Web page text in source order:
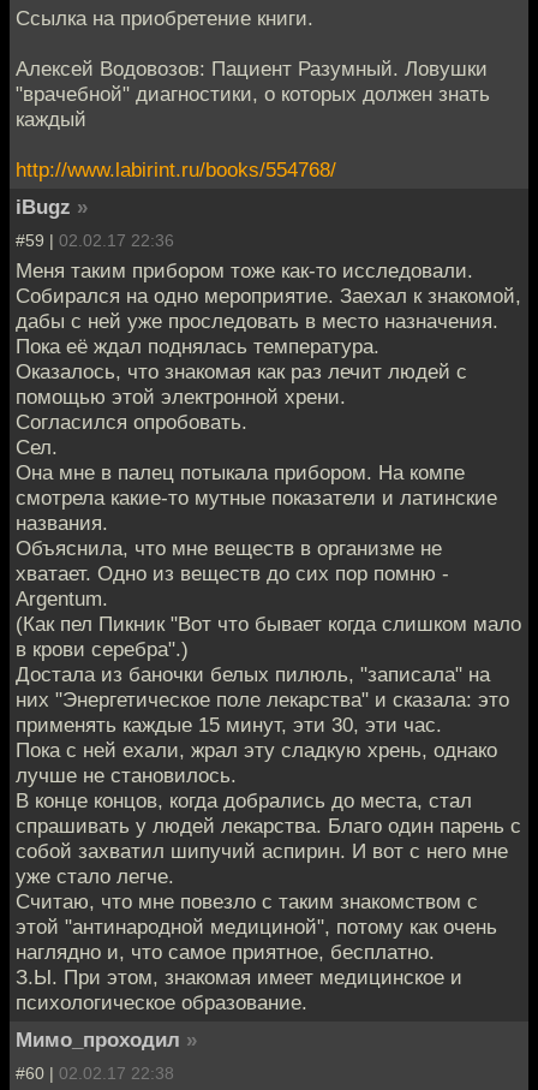
Ссылка на приобретение книги.
Алексей Водовозов: Пациент Разумный. Ловушки
"врачебной" диагностики, о которых должен знать
каждый
http://www.labirint.ru/books/554768/
iBugz »
#59 | 02.02.17 22:36
Меня таким прибором тоже как-то исследовали.
Собирался на одно мероприятие. Заехал к знакомой,
дабы с ней уже проследовать в место назначения.
Пока её ждал поднялась температура.
Оказалось, что знакомая как раз лечит людей с
помощью этой электронной хрени.
Согласился опробовать.
Сел.
Она мне в палец потыкала прибором. На компе
смотрела какие-то мутные показатели и латинские
названия.
Объяснила, что мне веществ в организме не
хватает. Одно из веществ до сих пор помню -
Argentum.
(Как пел Пикник "Вот что бывает когда слишком мало
в крови серебра".)
Достала из баночки белых пилюль, "записала" на
них "Энергетическое поле лекарства" и сказала: это
применять каждые 15 минут, эти 30, эти час.
Пока с ней ехали, жрал эту сладкую хрень, однако
лучше не становилось.
В конце концов, когда добрались до места, стал
спрашивать у людей лекарства. Благо один парень с
собой захватил шипучий аспирин. И вот с него мне
уже стало легче.
Считаю, что мне повезло с таким знакомством с
этой "антинародной медициной", потому как очень
наглядно и, что самое приятное, бесплатно.
З.Ы. При этом, знакомая имеет медицинское и
психологическое образование.
Мимо_проходил »
#60 | 02.02.17 22:38